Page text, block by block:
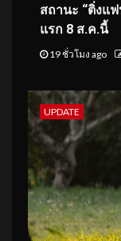
สถานะ “ติ่งแ
แรก 8 ส.ค.นี้
19 ชั่วโมง ago
UPDATE